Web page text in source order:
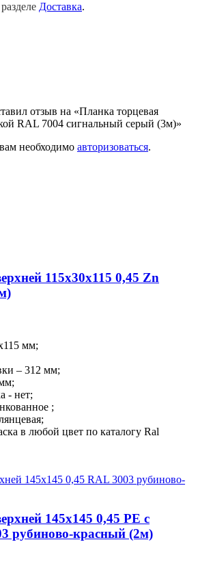
Доставка.
отзыв на «Планка торцевая
RAL 7004 сигнальный серый (3м)»
необходимо авторизоваться.
115х30х115 0,45 Zn
мм;
– 312 мм;
- нет;
;
в любой цвет по каталогу Ral
145х145 0,45 PE с
рубиново-красный (2м)